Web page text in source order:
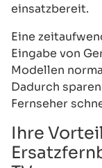
einsatzbereit.
Eine
Eingabe von
Modellen
Dadurch
Fernseher
Ihre